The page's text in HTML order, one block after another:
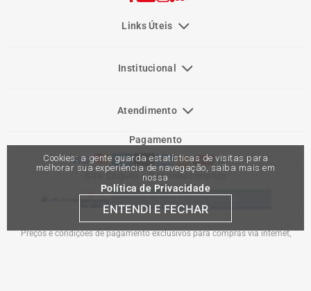
Cookies: a gente guarda estatísticas de visitas para
melhorar sua experiência de navegação, saiba mais em
nossa
Política de Privacidade
ENTENDI E FECHAR
Links Úteis
Institucional
Atendimento
Pagamento
Site Seguro e Reconhecimento
Preços e condições de pagamento exclusivos para compras via internet,